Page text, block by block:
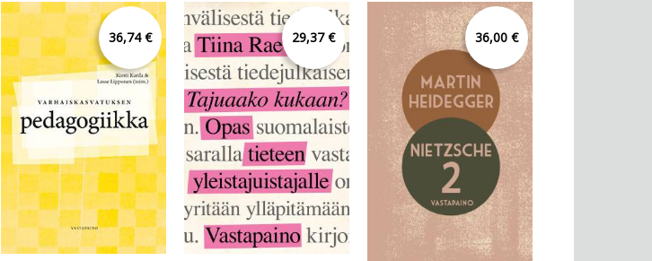
36,74 € 29,37 € 36,00 €